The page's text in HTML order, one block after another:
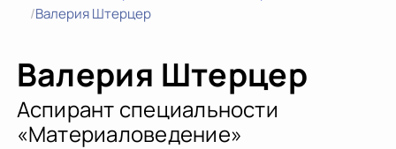
Валерия Штерцер
Валерия Штерцер
Аспирант специальности
«Материаловедение»